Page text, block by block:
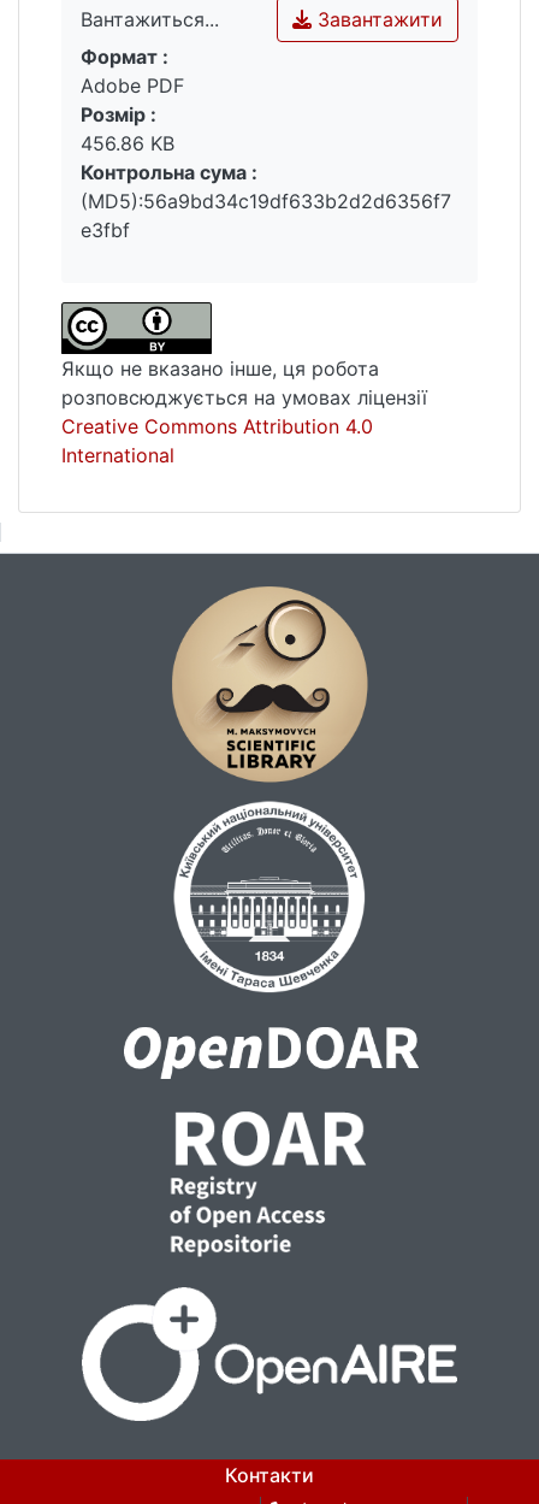
Вантажиться...
Вантажиться...
Завантажити
Формат :
Adobe PDF
Розмір :
456.86 KB
Контрольна сума :
(MD5):56a9bd34c19df633b2d2d6356f7
e3fbf
Якщо не вказано інше, ця робота
розповсюджується на умовах ліцензії
Creative Commons Attribution 4.0
International
Контакти